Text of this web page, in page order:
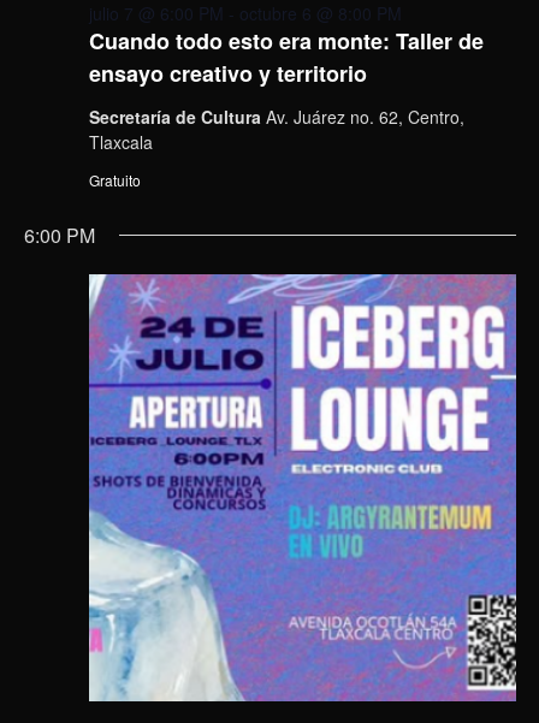
Cuando todo esto era monte: Taller de
ensayo creativo y territorio
julio 7 @ 6:00 PM - octubre 6 @ 8:00 PM
Secretaría de Cultura Av. Juárez no. 62, Centro,
Tlaxcala
Gratuito
6:00 PM